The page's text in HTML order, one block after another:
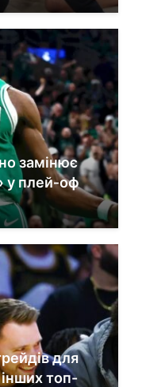
замінює
у плей‑оф
для
топ-